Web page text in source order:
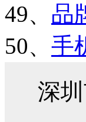
49、 品
50、 手
深